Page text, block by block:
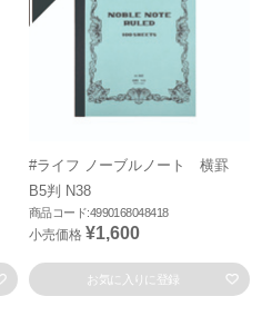
#ライフ ノーブルノート 横罫
B5判 N38
商品コード:4990168048418
小売価格 ¥1,600
お気に入りに登録